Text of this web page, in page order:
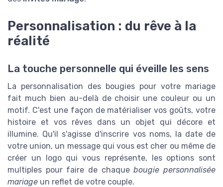
Personnalisation : du rêve à la
réalité
La touche personnelle qui éveille les sens
La personnalisation des bougies pour votre mariage
fait much bien au-delà de choisir une couleur ou un
motif. C'est une façon de matérialiser vos goûts, votre
histoire et vos rêves dans un objet qui décore et
illumine. Qu'il s'agisse d'inscrire vos noms, la date de
votre union, un message qui vous est cher ou même de
créer un logo qui vous représente, les options sont
multiples pour faire de chaquebougie personnalisée
mariage un reflet de votre couple.